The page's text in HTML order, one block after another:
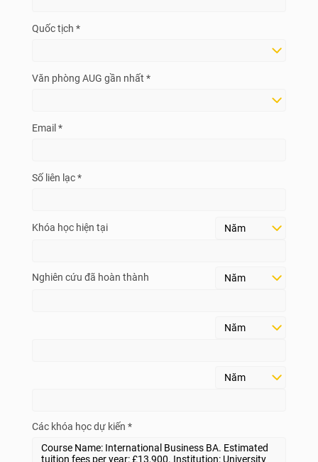
Quốc tịch *
Văn phòng AUG gần nhất *
Email *
Số liên lạc *
Khóa học hiện tại
Nghiên cứu đã hoàn thành
Các khóa học dự kiến *